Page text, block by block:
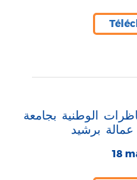
الوطنية بجامعة
برشيد
18